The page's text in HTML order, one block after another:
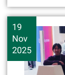
19
Nov
2025